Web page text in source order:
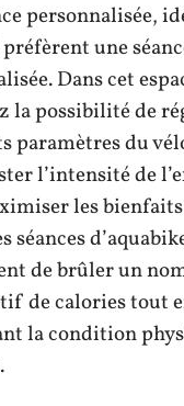
personnalisée,
une
Dans cet
la possibilité de
paramètres du
l’intensité de
les
séances
de brûler un
de calories tout
la condition